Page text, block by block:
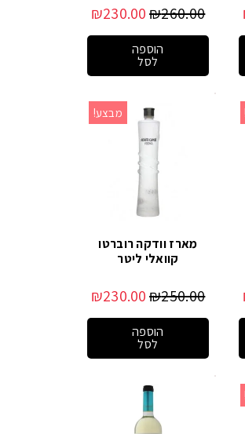
₪260.00
₪230.00
הוספה
לסל
מבצע!
מארז וודקה רוברטו
קוואלי ליטר
₪250.00
₪230.00
הוספה
לסל